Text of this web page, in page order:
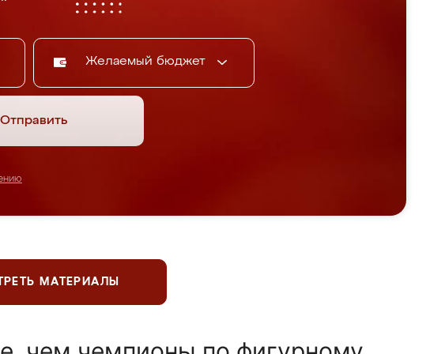
Желаемый бюджет
Отправить
МАТЕРИАЛЫ